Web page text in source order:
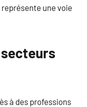
une voie
à des professions